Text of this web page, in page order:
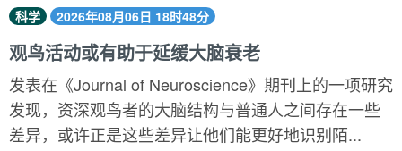
科学 2026年08月06日 18时48分
观鸟活动或有助于延缓大脑衰老
发表在《Journal of Neuroscience》期刊上的一项研究
发现，资深观鸟者的大脑结构与普通人之间存在一些
差异，或许正是这些差异让他们能更好地识别陌...